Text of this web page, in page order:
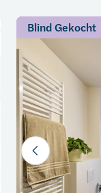
Blind Gekocht